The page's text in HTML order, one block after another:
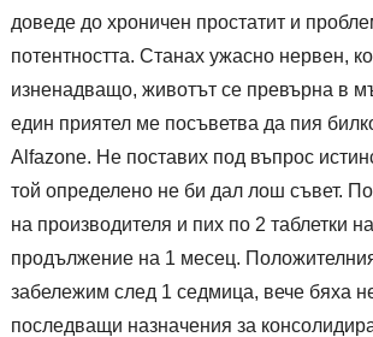
доведе до хроничен простатит и
потентността. Станах ужасно нервен,
изненадващо, животът се превърна в
един приятел ме посъветва да пия
Alfazone. Не поставих под въпрос
той определено не би дал лош съвет.
на производителя и пих по 2 таблетки
продължение на 1 месец.
забележим след 1 седмица, вече бяха
последващи назначения за